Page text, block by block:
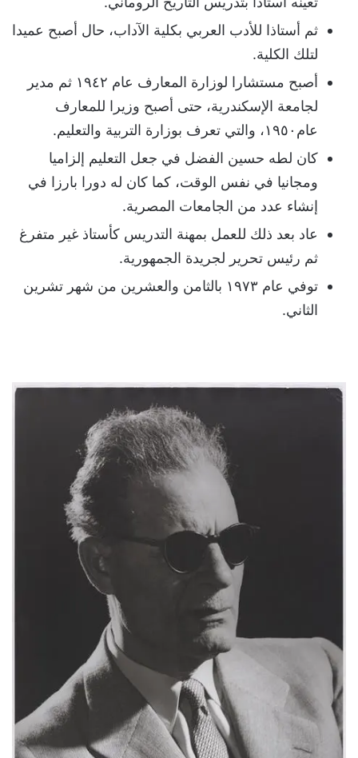
ثم أستاذا للأدب العربي بكلية الآداب، حال أصبح عميدا
لتلك الكلية.
أصبح مستشارا لوزارة المعارف عام ١٩٤٢ ثم مدير
لجامعة الإسكندرية، حتى أصبح وزيرا للمعارف
عام١٩٥٠، والتي تعرف بوزارة التربية والتعليم.
كان لطه حسين الفضل في جعل التعليم إلزاميا
ومجانيا في نفس الوقت، كما كان له دورا بارزا في
إنشاء عدد من الجامعات المصرية.
عاد بعد ذلك للعمل بمهنة التدريس كأستاذ غير متفرغ
ثم رئيس تحرير لجريدة الجمهورية.
توفي عام ١٩٧٣ بالثامن والعشرين من شهر تشرين
الثاني.